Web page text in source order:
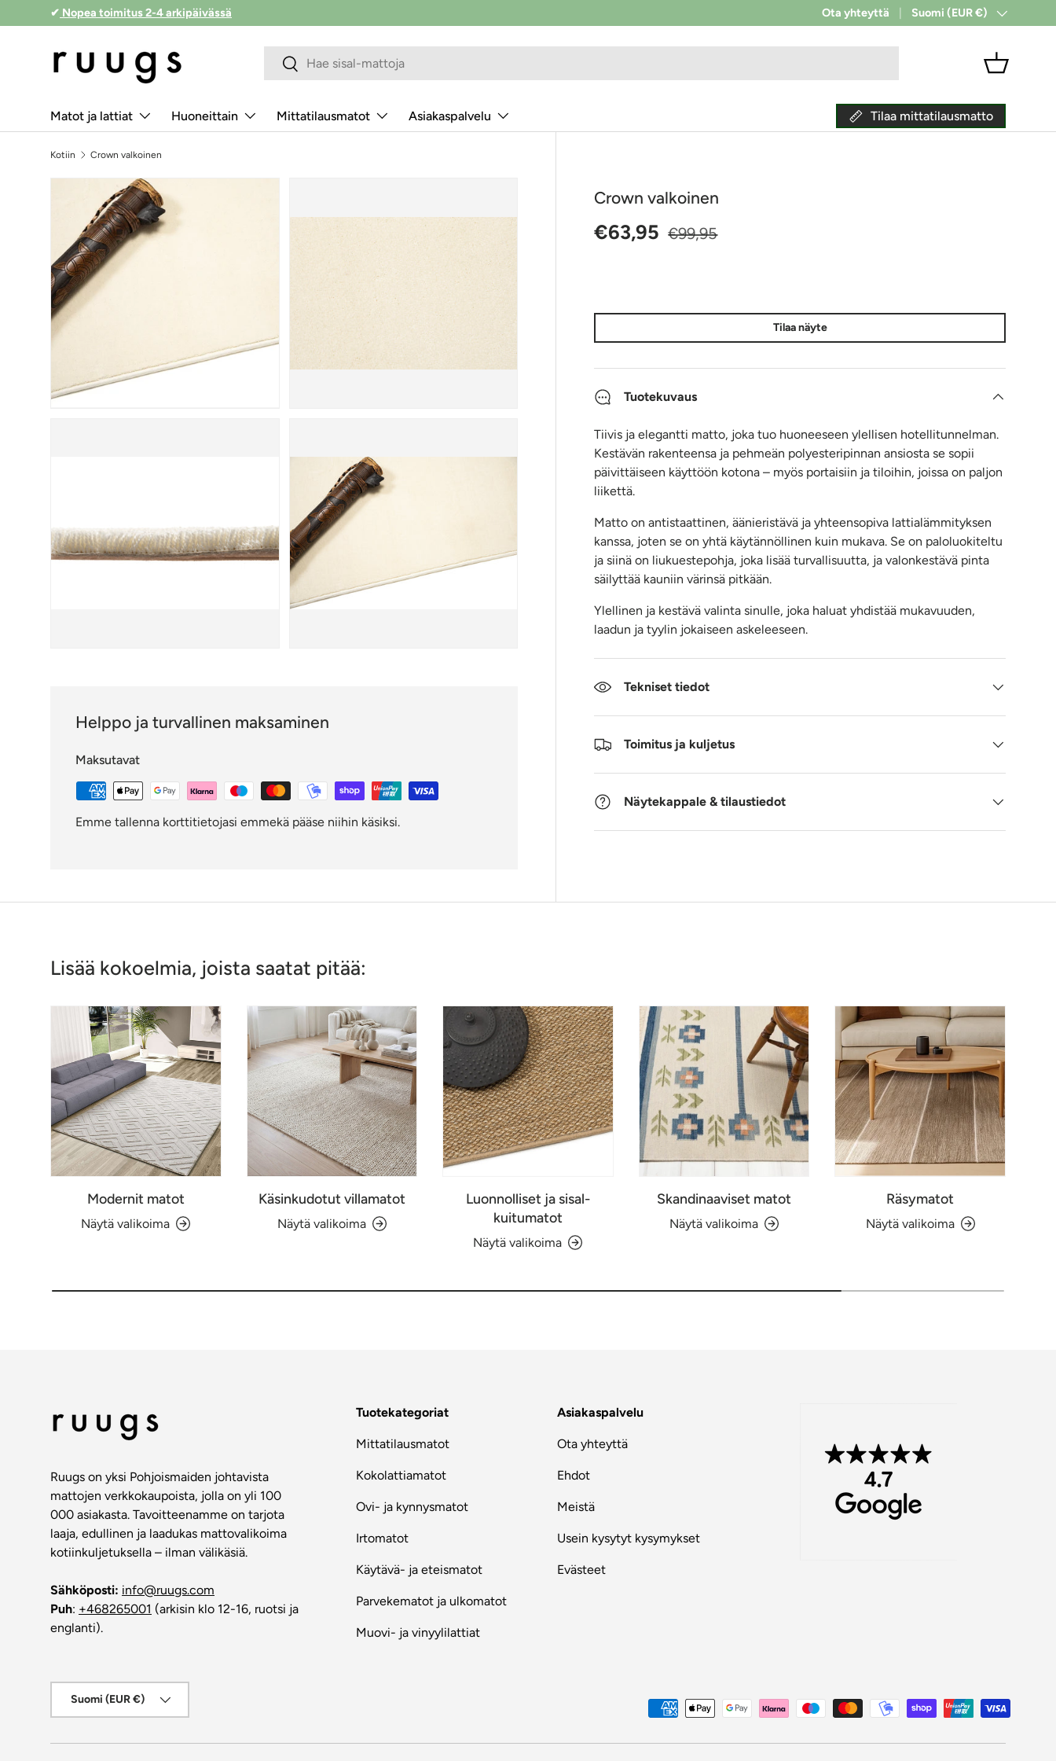
Siirry sisältöön
✔ Nopea toimitus 2-4 arkipäivässä ✔ Toimitus alkaen 9 €
Ota yhteyttä Maa/alue
Suomi (EUR €)
Hakukenttä
Lähetä
Kori
Matot ja lattiat Huoneittain Mittatilausmatot Asiakaspalvelu Tilaa mittatilausmatto
Kotiin Crown valkoinen
Siirry tuotetietoihin Crown valkoinen
Alennushinta
€63,95 Normaalihinta
€99,95
Tilaa näyte
Tuotekuvaus
Tiivis ja elegantti matto, joka tuo huoneeseen ylellisen hotellitunnelman.
Kestävän rakenteensa ja pehmeän polyesteripinnan ansiosta se sopii
päivittäiseen käyttöön kotona – myös portaisiin ja tiloihin, joissa on paljon
liikettä.
Matto on antistaattinen, äänieristävä ja yhteensopiva lattialämmityksen
kanssa, joten se on yhtä käytännöllinen kuin mukava. Se on paloluokiteltu
ja siinä on liukuestepohja, joka lisää turvallisuutta, ja valonkestävä pinta
säilyttää kauniin värinsä pitkään.
Ylellinen ja kestävä valinta sinulle, joka haluat yhdistää mukavuuden,
laadun ja tyylin jokaiseen askeleeseen.
Tekniset tiedot
Toimitus ja kuljetus
Näytekappale & tilaustiedot
Helppo ja turvallinen maksaminen
Maksutavat
Emme tallenna korttitietojasi emmekä pääse niihin käsiksi.
Lisää kokoelmia, joista saatat pitää:
Modernit matot
Näytä valikoima
Käsinkudotut villamatot
Näytä valikoima
Luonnolliset ja sisal-
kuitumatot
Näytä valikoima
Skandinaaviset matot
Näytä valikoima
Räsymatot
Näytä valikoima
Ruugs on yksi Pohjoismaiden johtavista
mattojen verkkokaupoista, jolla on yli 100
000 asiakasta. Tavoitteenamme on tarjota
laaja, edullinen ja laadukas mattovalikoima
kotiinkuljetuksella – ilman välikäsiä.
Sähköposti: info@ruugs.com
Puh: +468265001 (arkisin klo 12-16, ruotsi ja
englanti).
Tuotekategoriat
Mittatilausmatot
Kokolattiamatot
Ovi- ja kynnysmatot
Irtomatot
Käytävä- ja eteismatot
Parvekematot ja ulkomatot
Muovi- ja vinyylilattiat
Asiakaspalvelu
Ota yhteyttä
Ehdot
Meistä
Usein kysytyt kysymykset
Evästeet
Suomi (EUR €)